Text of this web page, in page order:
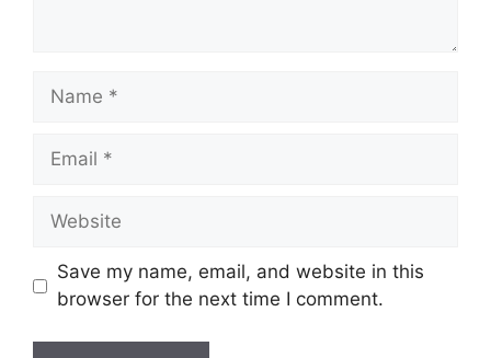
Name
Email
Website
Save my name, email, and website in this
browser for the next time I comment.